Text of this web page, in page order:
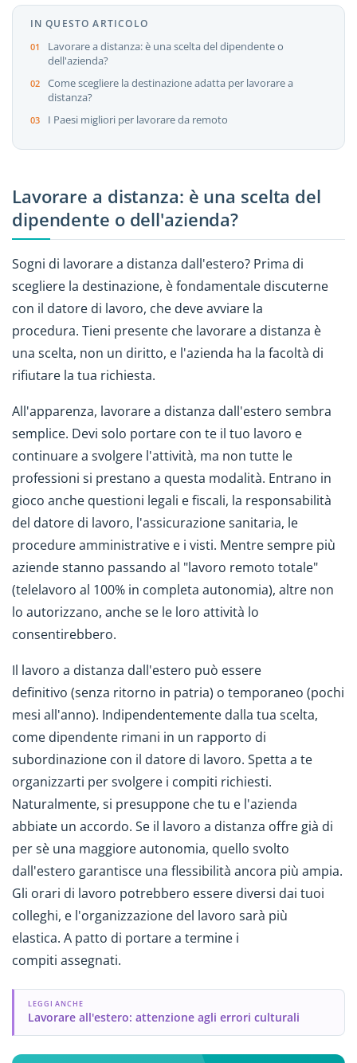
IN QUESTO ARTICOLO
Lavorare a distanza: è una scelta del dipendente o
dell'azienda?
Come scegliere la destinazione adatta per lavorare a
distanza?
I Paesi migliori per lavorare da remoto
Lavorare a distanza: è una scelta del
dipendente o dell'azienda?
Sogni di lavorare a distanza dall'estero? Prima di
scegliere la destinazione, è fondamentale discuterne
con il datore di lavoro, che deve avviare la
procedura. Tieni presente che lavorare a distanza è
una scelta, non un diritto, e l'azienda ha la facoltà di
rifiutare la tua richiesta.
All'apparenza, lavorare a distanza dall'estero sembra
semplice. Devi solo portare con te il tuo lavoro e
continuare a svolgere l'attività, ma non tutte le
professioni si prestano a questa modalità. Entrano in
gioco anche questioni legali e fiscali, la responsabilità
del datore di lavoro, l'assicurazione sanitaria, le
procedure amministrative e i visti. Mentre sempre più
aziende stanno passando al "lavoro remoto totale"
(telelavoro al 100% in completa autonomia), altre non
lo autorizzano, anche se le loro attività lo
consentirebbero.
Il lavoro a distanza dall'estero può essere
definitivo (senza ritorno in patria) o temporaneo (pochi
mesi all'anno). Indipendentemente dalla tua scelta,
come dipendente rimani in un rapporto di
subordinazione con il datore di lavoro. Spetta a te
organizzarti per svolgere i compiti richiesti.
Naturalmente, si presuppone che tu e l'azienda
abbiate un accordo. Se il lavoro a distanza offre già di
per sè una maggiore autonomia, quello svolto
dall'estero garantisce una flessibilità ancora più ampia.
Gli orari di lavoro potrebbero essere diversi dai tuoi
colleghi, e l'organizzazione del lavoro sarà più
elastica. A patto di portare a termine i
compiti assegnati.
LEGGI ANCHE
Lavorare all'estero: attenzione agli errori culturali